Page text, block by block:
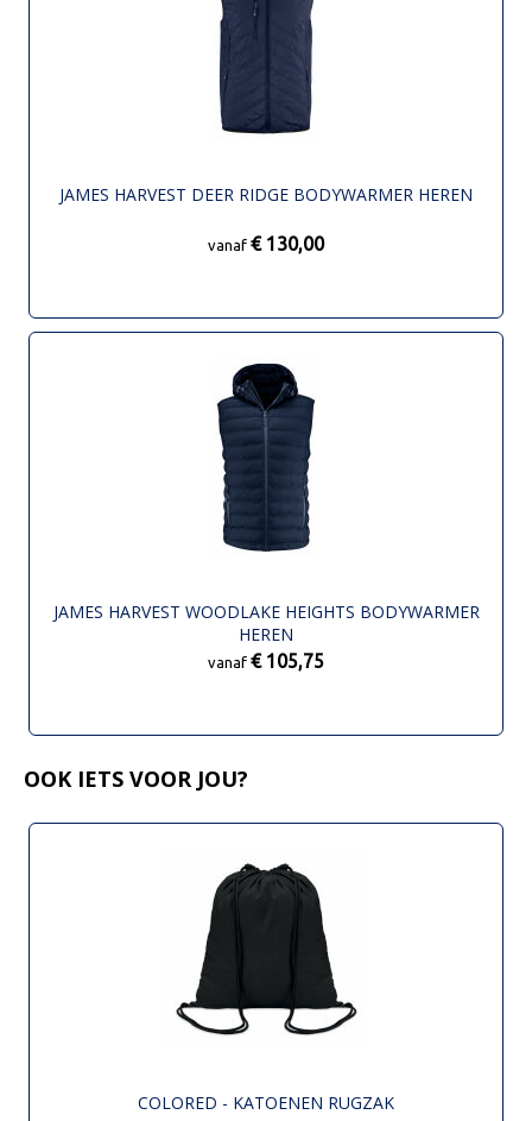
JAMES HARVEST DEER RIDGE BODYWARMER HEREN
vanaf € 130,00
JAMES HARVEST WOODLAKE HEIGHTS BODYWARMER
HEREN
vanaf € 105,75
OOK IETS VOOR JOU?
COLORED - KATOENEN RUGZAK